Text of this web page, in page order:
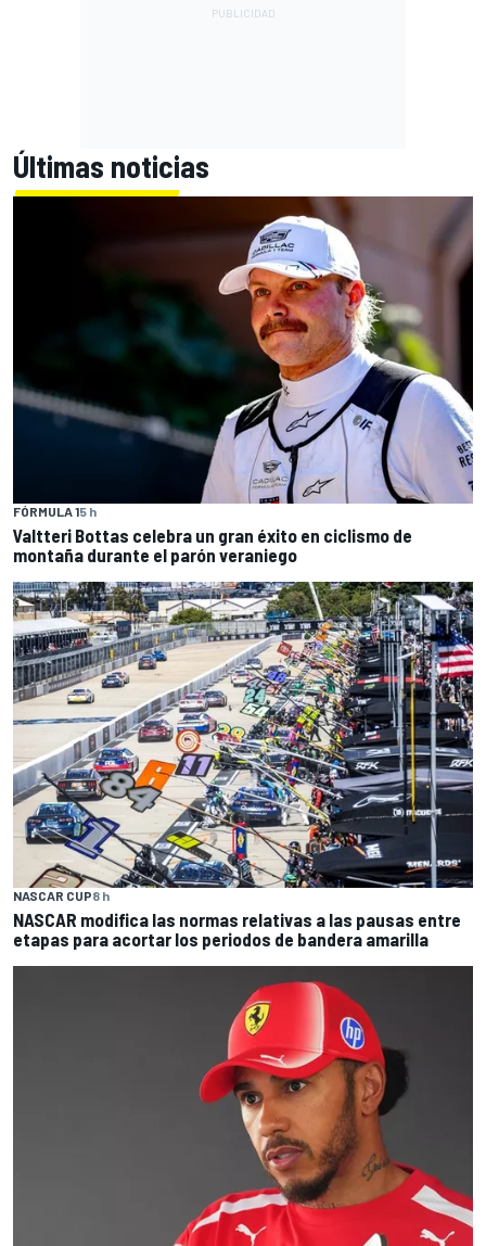
Últimas noticias
FÓRMULA 15 h
Valtteri Bottas celebra un gran éxito en ciclismo de
montaña durante el parón veraniego
NASCAR CUP8 h
NASCAR modifica las normas relativas a las pausas entre
etapas para acortar los periodos de bandera amarilla